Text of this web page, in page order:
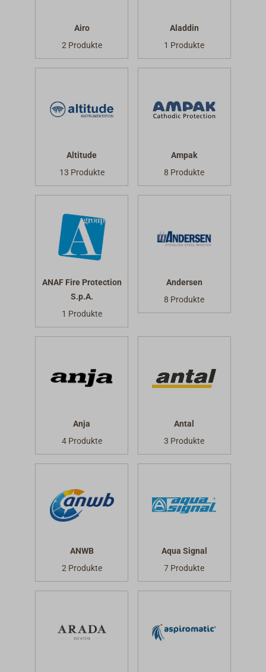
Airo
2 Produkte
Aladdin
1 Produkte
Altitude
13 Produkte
Ampak
8 Produkte
ANAF Fire Protection
S.p.A.
1 Produkte
Andersen
8 Produkte
Anja
4 Produkte
Antal
3 Produkte
ANWB
2 Produkte
Aqua Signal
7 Produkte